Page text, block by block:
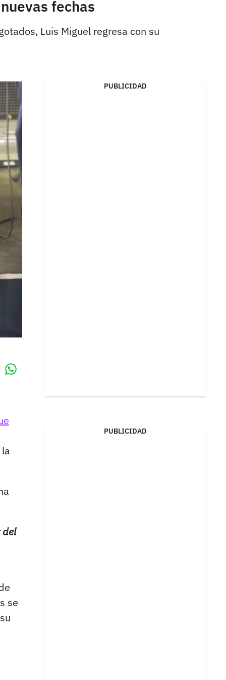
fechas
Luis Miguel regresa con su
del
se
PUBLICIDAD
PUBLICIDAD